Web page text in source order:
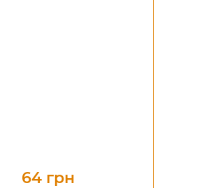
64 грн